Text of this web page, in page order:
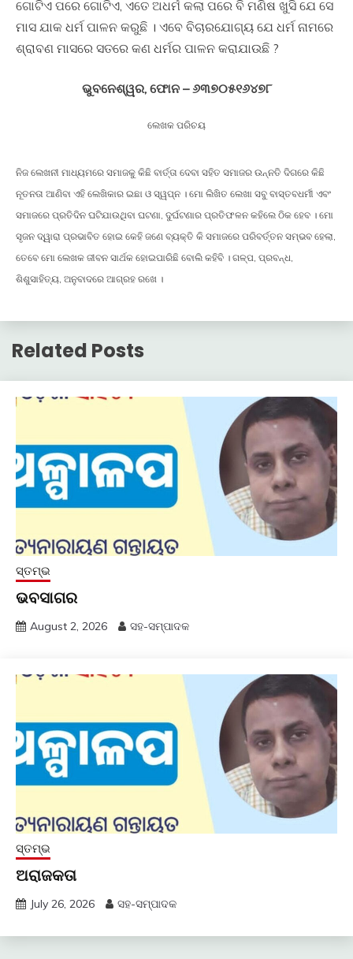
ଗୋଟିଏ ପରେ ଗୋଟିଏ, ଏତେ ଅଧର୍ମ କଲା ପରେ ବି ମଣିଷ ଖୁସି ଯେ ସେ
ମାସ ଯାକ ଧର୍ମ ପାଳନ କରୁଛି । ଏବେ ବିଚାରଯୋଗ୍ୟ ଯେ ଧର୍ମ ନାମରେ
ଶ୍ରାବଣ ମାସରେ ସତରେ କଣ ଧର୍ମର ପାଳନ କରାଯାଉଛି ?
ଭୁବନେଶ୍ୱର, ଫୋନ – ୬୩୭୦୫୧୬୪୭୮
ଲେଖକ ପରିଚୟ
ନିଜ ଲେଖନୀ ମାଧ୍ୟମରେ ସମାଜକୁ କିଛି ବାର୍ତ୍ତା ଦେବା ସହିତ ସମାଜର ଉନ୍ନତି ଦିଗରେ କିଛି
ନୂତନତା ଆଣିବା ଏହି ଲେଖିକାର ଇଛା ଓ ସ୍ୱପ୍ନ । ମୋ ଲିଖିତ ଲେଖା ସବୁ ବାସ୍ତବଧର୍ମୀ ଏବଂ
ସମାଜରେ ପ୍ରତିଦିନ ଘଟିଯାଉଥିବା ଘଟଣା, ଦୁର୍ଘଟଣାର ପ୍ରତିଫଳନ କହିଲେ ଠିକ ହେବ । ମୋ
ସୃଜନ ଦ୍ୱାରା ପ୍ରଭାବିତ ହୋଇ କେହି ଜଣେ ବ୍ୟକ୍ତି କି ସମାଜରେ ପରିବର୍ତ୍ତନ ସମ୍ଭବ ହେଲା,
ତେବେ ମୋ ଲେଖକ ଜୀବନ ସାର୍ଥକ ହୋଇପାରିଛି ବୋଲି କହିବି । ଗଳ୍ପ, ପ୍ରବନ୍ଧ,
ଶିଶୁସାହିତ୍ୟ, ଅନୁବାଦରେ ଆଗ୍ରହ ରଖେ ।
Related Posts
ସ୍ତମ୍ଭ
ଭବସାଗର
August 2, 2026 ସହ-ସମ୍ପାଦକ
ସ୍ତମ୍ଭ
ଅରାଜକତା
July 26, 2026 ସହ-ସମ୍ପାଦକ